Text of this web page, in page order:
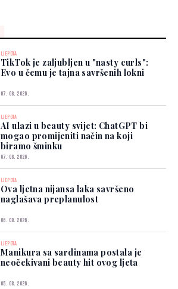
LJEPOTA
TikTok je zaljubljen u "nasty curls":
Evo u čemu je tajna savršenih lokni
07. 08. 2026.
LJEPOTA
AI ulazi u beauty svijet: ChatGPT bi
mogao promijeniti način na koji
biramo šminku
07. 08. 2026.
LJEPOTA
Ova ljetna nijansa laka savršeno
naglašava preplanulost
06. 08. 2026.
LJEPOTA
Manikura sa sardinama postala je
neočekivani beauty hit ovog ljeta
05. 08. 2026.